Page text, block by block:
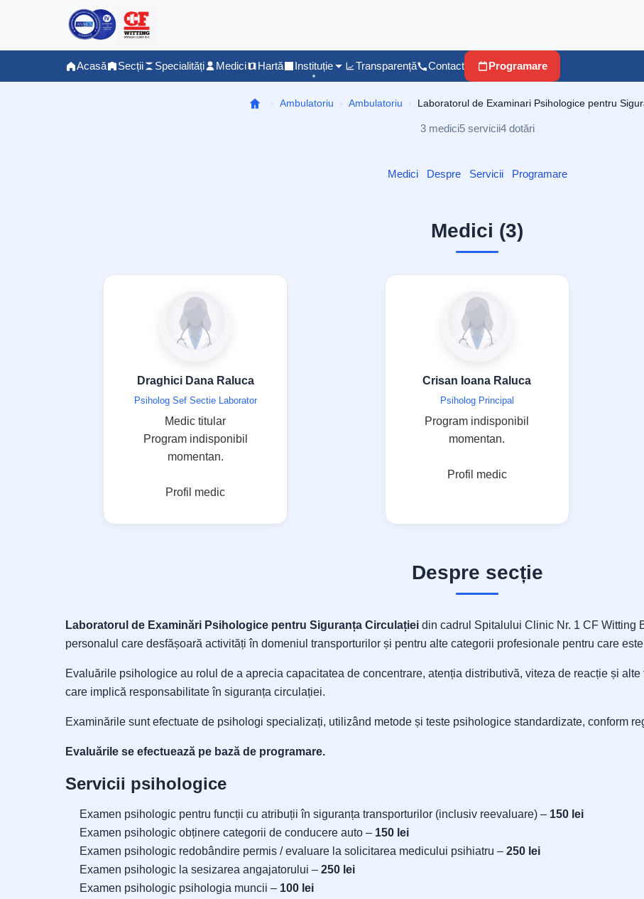
Acasă Secții Specialități Medici Hartă Instituție Transparență Contact Programare
Ambulatoriu Ambulatoriu Laboratorul de Examinari Psihologice pentru
3 medici5 servicii4 dotări
Medici Despre Servicii Programare
Medici (3)
Draghici Dana Raluca
Psiholog Sef Sectie Laborator
Medic titular
Program indisponibil
momentan.
Profil medic
Crisan Ioana Raluca
Psiholog Principal
Program indisponibil
momentan.
Profil medic
Despre secție
Laboratorul de Examinări Psihologice pentru Siguranța Circulației din cadrul Spitalului Clinic Nr. 1 CF Witting
personalul care desfășoară activități în domeniul transporturilor și pentru alte categorii profesionale pentru care
Evaluările psihologice au rolul de a aprecia capacitatea de concentrare, atenția distributivă, viteza de reacție și
care implică responsabilitate în siguranța circulației.
Examinările sunt efectuate de psihologi specializați, utilizând metode și teste psihologice standardizate, conform
Evaluările se efectuează pe bază de programare.
Servicii psihologice
Examen psihologic pentru funcții cu atribuții în siguranța transporturilor (inclusiv reevaluare) – 150 lei
Examen psihologic obținere categorii de conducere auto – 150 lei
Examen psihologic redobândire permis / evaluare la solicitarea medicului psihiatru – 250 lei
Examen psihologic la sesizarea angajatorului – 250 lei
Examen psihologic psihologia muncii – 100 lei